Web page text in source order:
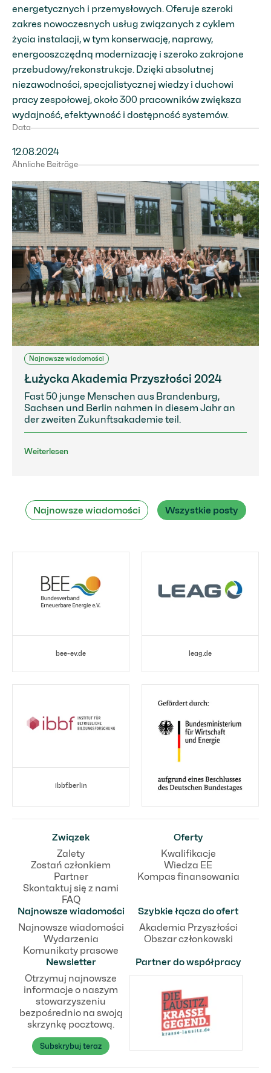
energetycznych i przemysłowych. Oferuje szeroki
zakres nowoczesnych usług związanych z cyklem
życia instalacji, w tym konserwację, naprawy,
energooszczędną modernizację i szeroko zakrojone
przebudowy/rekonstrukcje. Dzięki absolutnej
niezawodności, specjalistycznej wiedzy i duchowi
pracy zespołowej, około 300 pracowników zwiększa
wydajność, efektywność i dostępność systemów.
Data
12.08.2024
Ähnliche Beiträge
Najnowsze wiadomości
Łużycka Akademia Przyszłości 2024
Fast 50 junge Menschen aus Brandenburg,
Sachsen und Berlin nahmen in diesem Jahr an
der zweiten Zukunftsakademie teil.
Weiterlesen
Najnowsze wiadomości Wszystkie posty
bee-ev.de leag.de
ibbf.berlin
Związek
Zalety
Zostań członkiem
Partner
Skontaktuj się z nami
FAQ
Oferty
Kwalifikacje
Wiedza EE
Kompas finansowania
Najnowsze wiadomości
Najnowsze wiadomości
Wydarzenia
Komunikaty prasowe
Szybkie łącza do ofert
Akademia Przyszłości
Obszar członkowski
Newsletter
Otrzymuj najnowsze
informacje o naszym
stowarzyszeniu
bezpośrednio na swoją
skrzynkę pocztową.
Subskrybuj teraz
Partner do współpracy